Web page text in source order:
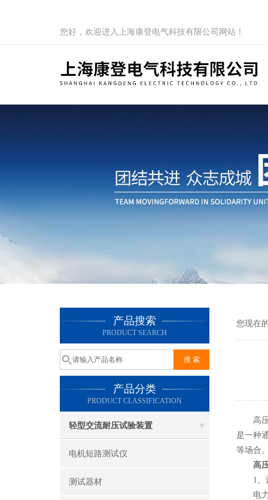
您好，欢迎进入上海康登电气科技有限公司网站！
产品搜索
PRODUCT SEARCH
产品分类
PRODUCT CLASSIFICATION
轻型交流耐压试验装置
电机短路测试仪
测试器材
您现在
高压
是一种
等场合
高
1、设
电力